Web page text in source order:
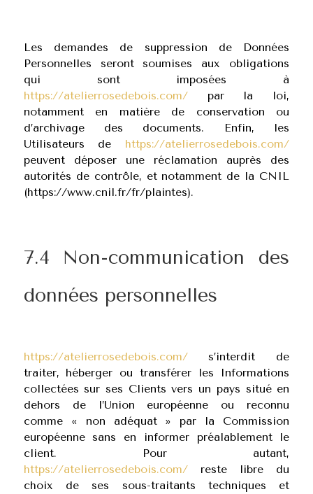
Les demandes de suppression de Données
Personnelles seront soumises aux obligations
qui sont imposées à
https://atelierrosedebois.com/par la loi,
notamment en matière de conservation ou
d’archivage des documents. Enfin, les
Utilisateurs de https://atelierrosedebois.com/
peuvent déposer une réclamation auprès des
autorités de contrôle, et notamment de la CNIL
(https://www.cnil.fr/fr/plaintes).
7.4 Non-communication des
données personnelles
https://atelierrosedebois.com/s’interdit de
traiter, héberger ou transférer les Informations
collectées sur ses Clients vers un pays situé en
dehors de l’Union européenne ou reconnu
comme « non adéquat » par la Commission
européenne sans en informer préalablement le
client. Pour autant,
https://atelierrosedebois.com/reste libre du
choix de ses sous-traitants techniques et